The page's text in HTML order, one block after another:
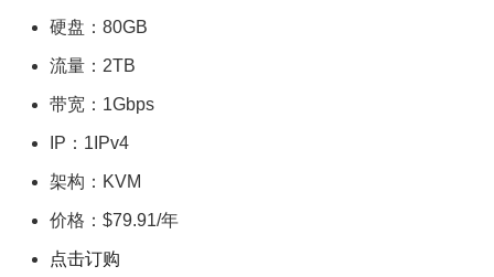
硬盘：80GB
流量：2TB
带宽：1Gbps
IP：1IPv4
架构：KVM
价格：$79.91/年
点击订购